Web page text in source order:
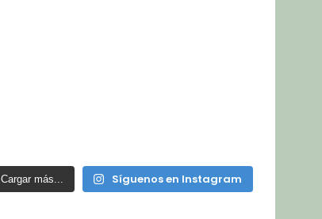
Cargar más... Síguenos en Instagram